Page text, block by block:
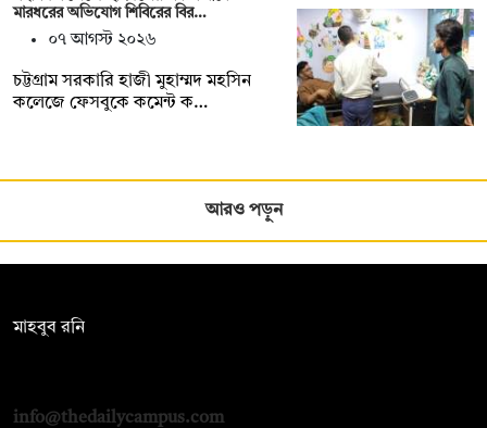
মারধরের অভিযোগ শিবিরের বির…
০৭ আগস্ট ২০২৬
চট্টগ্রাম সরকারি হাজী মুহাম্মদ মহসিন
কলেজে ফেসবুকে কমেন্ট ক…
আরও পড়ুন
মাহবুব রনি
info@thedailycampus.com